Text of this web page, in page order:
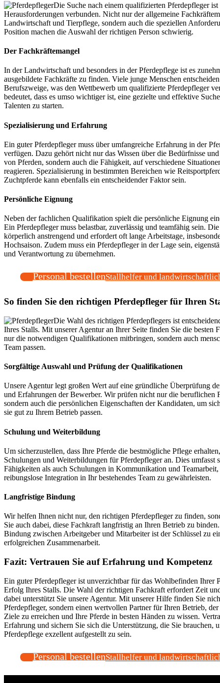
Die Suche nach einem qualifizierten Pferdepfleger
Herausforderungen verbunden. Nicht nur der allgemeine
Landwirtschaft und Tierpflege, sondern auch die speziellen
Position machen die Auswahl der richtigen Person schwierig.
Der Fachkräftemangel
In der Landwirtschaft und besonders in der Pferdepflege ist es
ausgebildete Fachkräfte zu finden. Viele junge Menschen
Berufszweige, was den Wettbewerb um qualifizierte Pferdepfleger
bedeutet, dass es umso wichtiger ist, eine gezielte und effektive
Talenten zu starten.
Spezialisierung und Erfahrung
Ein guter Pferdepfleger muss über umfangreiche Erfahrung in der
verfügen. Dazu gehört nicht nur das Wissen über die Bedürfnisse
von Pferden, sondern auch die Fähigkeit, auf verschiedene
reagieren. Spezialisierung in bestimmten Bereichen wie
Zuchtpferde kann ebenfalls ein entscheidender Faktor sein.
Persönliche Eignung
Neben der fachlichen Qualifikation spielt die persönliche Eignung
Ein Pferdepfleger muss belastbar, zuverlässig und teamfähig sein.
körperlich anstrengend und erfordert oft lange Arbeitstage,
Hochsaison. Zudem muss ein Pferdepfleger in der Lage sein,
und Verantwortung zu übernehmen.
Personal bestellenStallhelfer und
So finden Sie den richtigen Pferdepfleger für Ihren
Die Wahl des richtigen Pferdepflegers ist
Ihres Stalls. Mit unserer Agentur an Ihrer Seite finden Sie die besten
nur die notwendigen Qualifikationen mitbringen, sondern auch
Team passen.
Sorgfältige Auswahl und Prüfung der Qualifikationen
Unsere Agentur legt großen Wert auf eine gründliche Überprüfung
und Erfahrungen der Bewerber. Wir prüfen nicht nur die beruflichen
sondern auch die persönlichen Eigenschaften der Kandidaten, um
sie gut zu Ihrem Betrieb passen.
Schulung und Weiterbildung
Um sicherzustellen, dass Ihre Pferde die bestmögliche Pflege
Schulungen und Weiterbildungen für Pferdepfleger an. Dies umfasst
Fähigkeiten als auch Schulungen in Kommunikation und Teamarbeit,
reibungslose Integration in Ihr bestehendes Team zu gewährleisten.
Langfristige Bindung
Wir helfen Ihnen nicht nur, den richtigen Pferdepfleger zu finden,
Sie auch dabei, diese Fachkraft langfristig an Ihren Betrieb zu
Bindung zwischen Arbeitgeber und Mitarbeiter ist der Schlüssel zu
erfolgreichen Zusammenarbeit.
Fazit: Vertrauen Sie auf Erfahrung und Kompetenz
Ein guter Pferdepfleger ist unverzichtbar für das Wohlbefinden Ihrer
Erfolg Ihres Stalls. Die Wahl der richtigen Fachkraft erfordert Zeit
dabei unterstützt Sie unsere Agentur. Mit unserer Hilfe finden Sie
Pferdepfleger, sondern einen wertvollen Partner für Ihren Betrieb,
Ziele zu erreichen und Ihre Pferde in besten Händen zu wissen.
Erfahrung und sichern Sie sich die Unterstützung, die Sie brauchen,
Pferdepflege exzellent aufgestellt zu sein.
Personal bestellenStallhelfer und